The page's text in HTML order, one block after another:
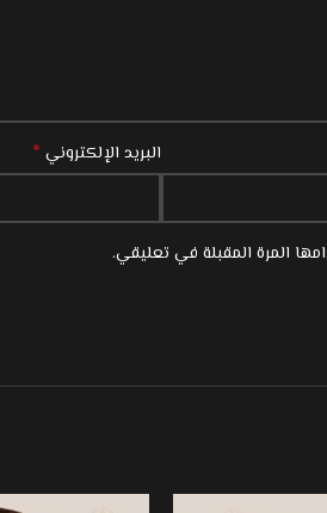
البريد الإلكتروني *
المرة المقبلة في تعليقي.